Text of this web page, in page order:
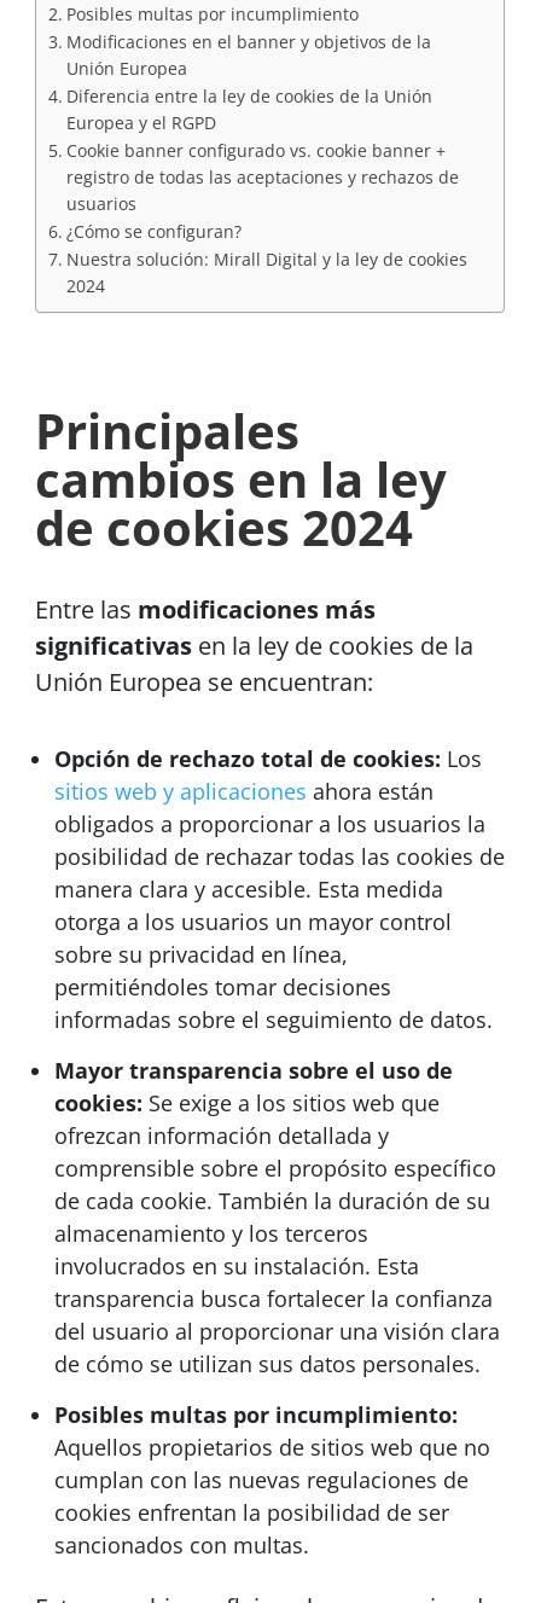
Posibles multas por incumplimiento
Modificaciones en el banner y objetivos de la
Unión Europea
Diferencia entre la ley de cookies de la Unión
Europea y el RGPD
Cookie banner configurado vs. cookie banner +
registro de todas las aceptaciones y rechazos de
usuarios
¿Cómo se configuran?
Nuestra solución: Mirall Digital y la ley de cookies
2024
Principales
cambios en la ley
de cookies 2024
Entre las modificaciones más
significativas en la ley de cookies de la
Unión Europea se encuentran:
Opción de rechazo total de cookies: Los
sitios web y aplicaciones ahora están
obligados a proporcionar a los usuarios la
posibilidad de rechazar todas las cookies de
manera clara y accesible. Esta medida
otorga a los usuarios un mayor control
sobre su privacidad en línea,
permitiéndoles tomar decisiones
informadas sobre el seguimiento de datos.
Mayor transparencia sobre el uso de
cookies: Se exige a los sitios web que
ofrezcan información detallada y
comprensible sobre el propósito específico
de cada cookie. También la duración de su
almacenamiento y los terceros
involucrados en su instalación. Esta
transparencia busca fortalecer la confianza
del usuario al proporcionar una visión clara
de cómo se utilizan sus datos personales.
Posibles multas por incumplimiento:
Aquellos propietarios de sitios web que no
cumplan con las nuevas regulaciones de
cookies enfrentan la posibilidad de ser
sancionados con multas.